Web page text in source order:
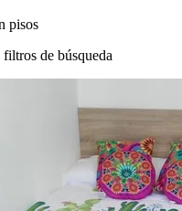
pisos
de búsqueda